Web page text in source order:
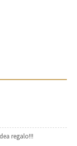
regalo!!!